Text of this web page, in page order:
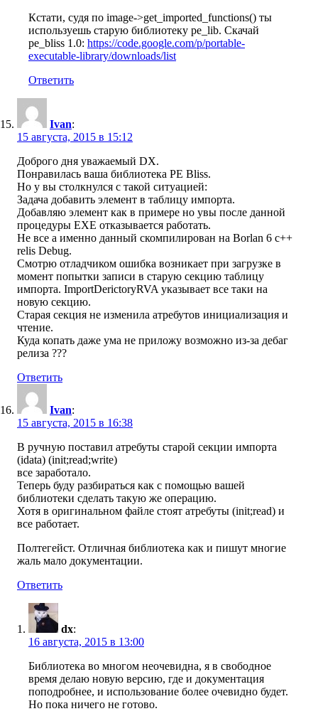
Кстати, судя по image->get_imported_functions() ты
используешь старую библиотеку pe_lib. Скачай
pe_bliss 1.0: https://code.google.com/p/portable-
executable-library/downloads/list
Ответить
Ivan:
15 августа, 2015 в 15:12
Доброго дня уважаемый DX.
Понравилась ваша библиотека PE Bliss.
Но у вы столкнулся с такой ситуацией:
Задача добавить элемент в таблицу импорта.
Добавляю элемент как в примере но увы после данной
процедуры EXE отказывается работать.
Не все а именно данный скомпилирован на Borlan 6 c++
relis Debug.
Смотрю отладчиком ошибка возникает при загрузке в
момент попытки записи в старую секцию таблицу
импорта. ImportDerictoryRVA указывает все таки на
новую секцию.
Старая секция не изменила атребутов инициализация и
чтение.
Куда копать даже ума не приложу возможно из-за дебаг
релиза ???
Ответить
Ivan:
15 августа, 2015 в 16:38
В ручную поставил атребуты старой секции импорта
(idata) (init;read;write)
все заработало.
Теперь буду разбираться как с помощью вашей
библиотеки сделать такую же операцию.
Хотя в оригинальном файле стоят атребуты (init;read) и
все работает.
Полтегейст. Отличная библиотека как и пишут многие
жаль мало документации.
Ответить
dx:
16 августа, 2015 в 13:00
Библиотека во многом неочевидна, я в свободное
время делаю новую версию, где и документация
поподробнее, и использование более очевидно будет.
Но пока ничего не готово.